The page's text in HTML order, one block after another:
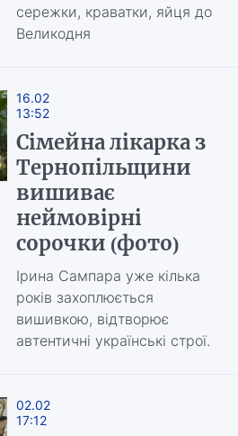
сережки, краватки, яйця до
Великодня
16.02
13:52
Сімейна лікарка з
Тернопільщини
вишиває
неймовірні
сорочки (фото)
Ірина Сампара уже кілька
років захоплюється
вишивкою, відтворює
автентичні українські строї.
02.02
17:12